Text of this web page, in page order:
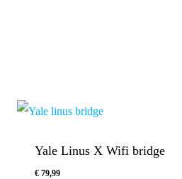
Yale Linus X Wifi bridge
€79,99